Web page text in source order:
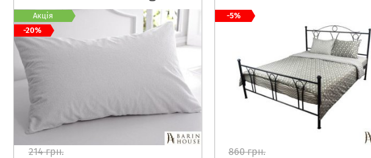
214 грн.
Акція
-20%
860 грн.
-5%